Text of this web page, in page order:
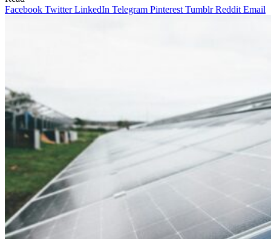
Facebook Twitter LinkedIn Telegram Pinterest Tumblr Reddit Email